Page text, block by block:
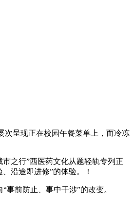
呈现正在校园午餐菜单上，而冷冻
之行”西医药文化从题轻轨专列正
沿途即进修”的体验。！
前防止、事中干涉”的改变。